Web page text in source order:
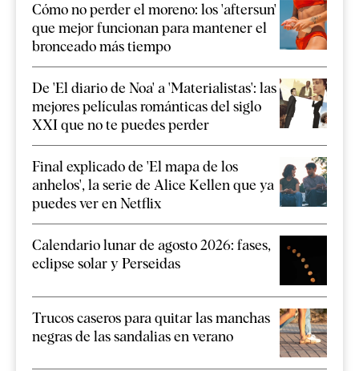
Cómo no perder el moreno: los 'aftersun'
que mejor funcionan para mantener el
bronceado más tiempo
De 'El diario de Noa' a 'Materialistas': las
mejores películas románticas del siglo
XXI que no te puedes perder
Final explicado de 'El mapa de los
anhelos', la serie de Alice Kellen que ya
puedes ver en Netflix
Calendario lunar de agosto 2026: fases,
eclipse solar y Perseidas
Trucos caseros para quitar las manchas
negras de las sandalias en verano